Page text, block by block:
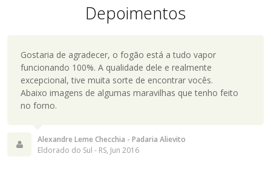
Depoimentos
Gostaria de agradecer, o fogão está a tudo vapor
funcionando 100%. A qualidade dele e realmente
excepcional, tive muita sorte de encontrar vocês.
Abaixo imagens de algumas maravilhas que tenho feito
no forno.
Alexandre Leme Checchia - Padaria Alievito
Eldorado do Sul - RS, Jun 2016